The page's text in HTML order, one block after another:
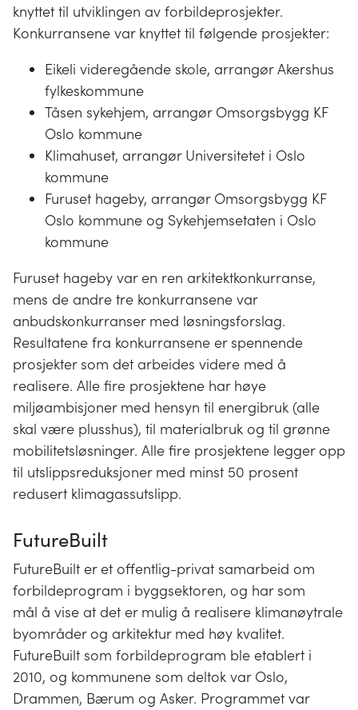
knyttet til utviklingen av forbildeprosjekter.
Konkurransene var knyttet til følgende prosjekter:
Eikeli videregående skole, arrangør Akershus
fylkeskommune
Tåsen sykehjem, arrangør Omsorgsbygg KF
Oslo kommune
Klimahuset, arrangør Universitetet i Oslo
kommune
Furuset hageby, arrangør Omsorgsbygg KF
Oslo kommune og Sykehjemsetaten i Oslo
kommune
Furuset hageby var en ren arkitektkonkurranse,
mens de andre tre konkurransene var
anbudskonkurranser med løsningsforslag.
Resultatene fra konkurransene er spennende
prosjekter som det arbeides videre med å
realisere. Alle fire prosjektene har høye
miljøambisjoner med hensyn til energibruk (alle
skal være plusshus), til materialbruk og til grønne
mobilitetsløsninger. Alle fire prosjektene legger opp
til utslippsreduksjoner med minst 50 prosent
redusert klimagassutslipp.
FutureBuilt
FutureBuilt er et offentlig-privat samarbeid om
forbildeprogram i byggsektoren, og har som
mål å vise at det er mulig å realisere klimanøytrale
byområder og arkitektur med høy kvalitet.
FutureBuilt som forbildeprogram ble etablert i
2010, og kommunene som deltok var Oslo,
Drammen, Bærum og Asker. Programmet var